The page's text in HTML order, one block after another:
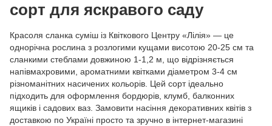
сорт для яскравого саду
Красоля сланка суміш із Квіткового Центру «Лілія» — це
однорічна рослина з розлогими кущами висотою 20-25 см та
сланкими стеблами довжиною 1-1,2 м, що відрізняється
напівмахровими, ароматними квітками діаметром 3-4 см
різноманітних насичених кольорів. Цей сорт ідеально
підходить для оформлення бордюрів, клумб, балконних
ящиків і садових ваз. Замовити насіння декоративних квітів з
доставкою по Україні просто та зручно в інтернет-магазині